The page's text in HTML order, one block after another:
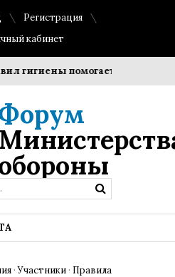
Регистрация
кабинет
помогает сохранить
·Участники · Правила